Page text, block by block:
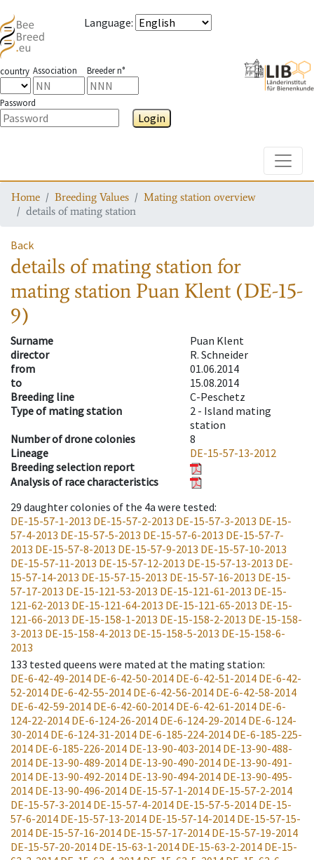
Language:
country Association Breeder n°
Password
Login
Home Breeding Values
Mating station overview
details of mating station
Back
details of mating stationfor
mating station Puan Klent (DE-15-
9)
Surname
Puan Klent
director
R. Schneider
from
01.06.2014
to
15.08.2014
Breeding line
C-Peschetz
Type of mating station
2 - Island mating
station
Number of drone colonies
8
Lineage
DE-15-57-13-2012
Breeding selection report
Analysis of race characteristics
29 daughter colonies of the 4a were tested:
DE-15-57-1-2013 DE-15-57-2-2013 DE-15-57-3-2013 DE-15-
57-4-2013 DE-15-57-5-2013 DE-15-57-6-2013 DE-15-57-7-
2013 DE-15-57-8-2013 DE-15-57-9-2013 DE-15-57-10-2013
DE-15-57-11-2013 DE-15-57-12-2013 DE-15-57-13-2013 DE-
15-57-14-2013 DE-15-57-15-2013 DE-15-57-16-2013 DE-15-
57-17-2013 DE-15-121-53-2013 DE-15-121-61-2013 DE-15-
121-62-2013 DE-15-121-64-2013 DE-15-121-65-2013 DE-15-
121-66-2013 DE-15-158-1-2013 DE-15-158-2-2013 DE-15-158-
3-2013 DE-15-158-4-2013 DE-15-158-5-2013 DE-15-158-6-
2013
133 tested queens were mated at the mating station:
DE-6-42-49-2014 DE-6-42-50-2014 DE-6-42-51-2014 DE-6-42-
52-2014 DE-6-42-55-2014 DE-6-42-56-2014 DE-6-42-58-2014
DE-6-42-59-2014 DE-6-42-60-2014 DE-6-42-61-2014 DE-6-
124-22-2014 DE-6-124-26-2014 DE-6-124-29-2014 DE-6-124-
30-2014 DE-6-124-31-2014 DE-6-185-224-2014 DE-6-185-225-
2014 DE-6-185-226-2014 DE-13-90-403-2014 DE-13-90-488-
2014 DE-13-90-489-2014 DE-13-90-490-2014 DE-13-90-491-
2014 DE-13-90-492-2014 DE-13-90-494-2014 DE-13-90-495-
2014 DE-13-90-496-2014 DE-15-57-1-2014 DE-15-57-2-2014
DE-15-57-3-2014 DE-15-57-4-2014 DE-15-57-5-2014 DE-15-
57-6-2014 DE-15-57-13-2014 DE-15-57-14-2014 DE-15-57-15-
2014 DE-15-57-16-2014 DE-15-57-17-2014 DE-15-57-19-2014
DE-15-57-20-2014 DE-15-63-1-2014 DE-15-63-2-2014 DE-15-